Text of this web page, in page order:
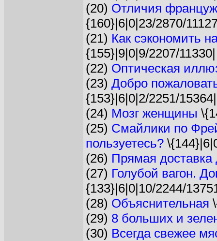
(20) Отличия
{160}|6|0|23/2870/
(21) Как сэкономить
{155}|9|0|9/2207/11330|
(22) Оптическая
(23) Добро
{153}|6|0|2/2251/15364|
(24) Мозг женщины
(25) Смайлики по
пользуетесь?
(26) Прямая
(27) Голубой вагон.
{133}|6|0|10/2244/
(28) Объяснительная
(29) 8 больших и
(30) Всегда свежее